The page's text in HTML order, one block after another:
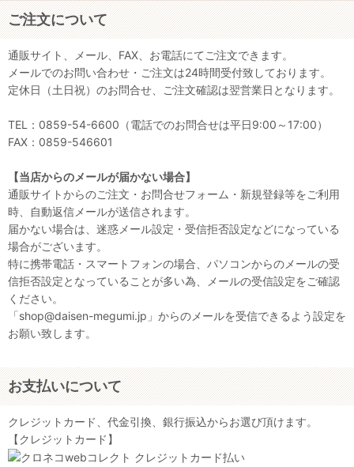
ご注文について
通販サイト、メール、FAX、お電話にてご注文できます。
メールでのお問い合わせ・ご注文は24時間受付致しております。
定休日（土日祝）のお問合せ、ご注文確認は翌営業日となります。
TEL：0859-54-6600（電話でのお問合せは平日9:00～17:00）
FAX：0859-546601
【当店からのメールが届かない場合】
通販サイトからのご注文・お問合せフォーム・新規登録等をご利用
時、自動返信メールが送信されます。
届かない場合は、迷惑メール設定・受信拒否設定などになっている
場合がございます。
特に携帯電話・スマートフォンの場合、パソコンからのメールの受
信拒否設定となっていることが多い為、メールの受信設定をご確認
ください。
「shop@daisen-megumi.jp」からのメールを受信できるよう設定を
お願い致します。
お支払いについて
クレジットカード、代金引換、銀行振込からお選び頂けます。
【クレジットカード】